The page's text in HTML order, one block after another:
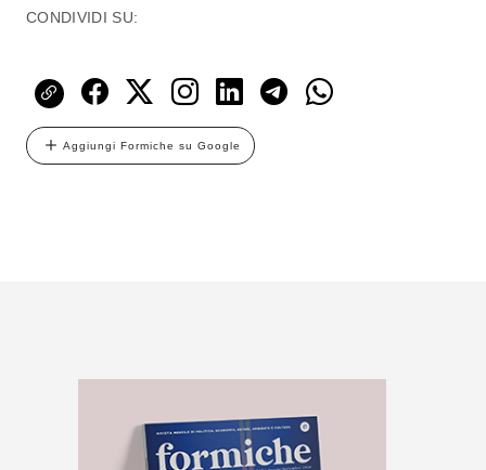
CONDIVIDI SU:
Aggiungi Formiche su Google